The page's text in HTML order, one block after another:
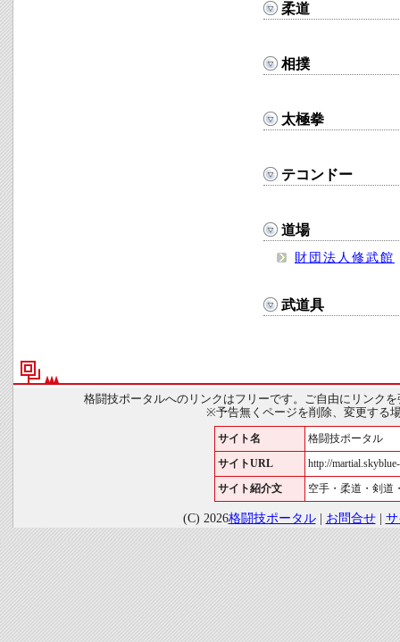
柔道
相撲
太極拳
テコンドー
道場
財団法人修武館
武道具
格闘技ポータルへのリンクはフリーです。ご自由にリンク
※予告無くページを削除、変更する
サイト名 格闘技ポータル
サイトURL http://
サイト紹介文 空手・柔道・剣道
(C) 2026格闘技ポータル| お問合せ|